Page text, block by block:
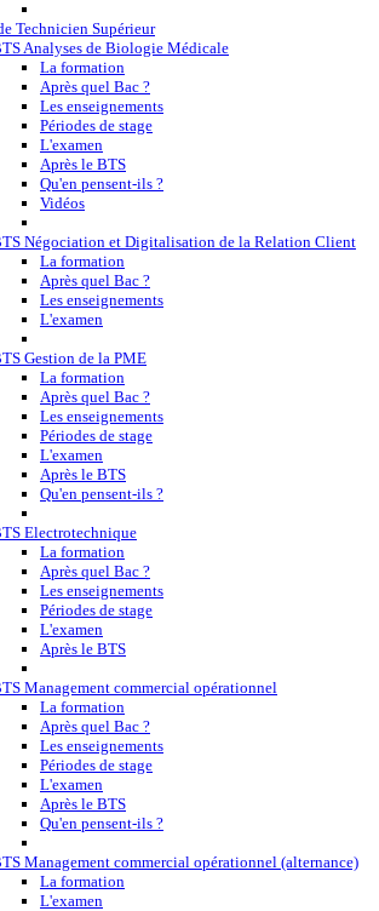
Technicien Supérieur
Analyses de Biologie Médicale
La formation
Après quel Bac ?
Les enseignements
Périodes de stage
L'examen
Après le BTS
Qu'en pensent-ils ?
Vidéos
Négociation et Digitalisation de la Relation Client
La formation
Après quel Bac ?
Les enseignements
L'examen
Gestion de la PME
La formation
Après quel Bac ?
Les enseignements
Périodes de stage
L'examen
Après le BTS
Qu'en pensent-ils ?
Electrotechnique
La formation
Après quel Bac ?
Les enseignements
Périodes de stage
L'examen
Après le BTS
Management commercial opérationnel
La formation
Après quel Bac ?
Les enseignements
Périodes de stage
L'examen
Après le BTS
Qu'en pensent-ils ?
Management commercial opérationnel (alternance)
La formation
L'examen